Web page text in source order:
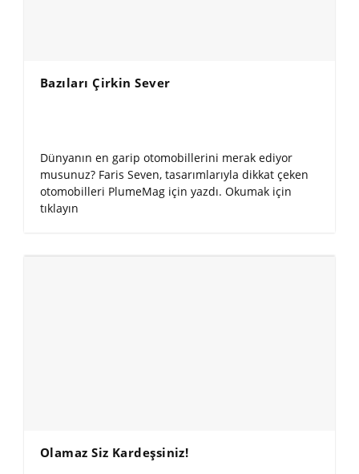
Bazıları Çirkin Sever
Dünyanın en garip otomobillerini merak ediyor
musunuz? Faris Seven, tasarımlarıyla dikkat çeken
otomobilleri PlumeMag için yazdı. Okumak için
tıklayın
Olamaz Siz Kardeşsiniz!